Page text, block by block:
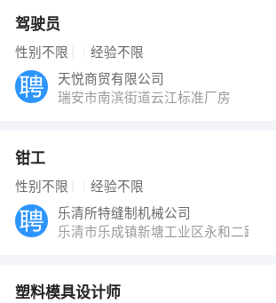
驾驶员
性别不限 经验不限
天悦商贸有限公司
瑞安市南滨街道云江标准厂房
钳工
性别不限 经验不限
乐清所特缝制机械公司
乐清市乐成镇新塘工业区永和二路7号
塑料模具设计师